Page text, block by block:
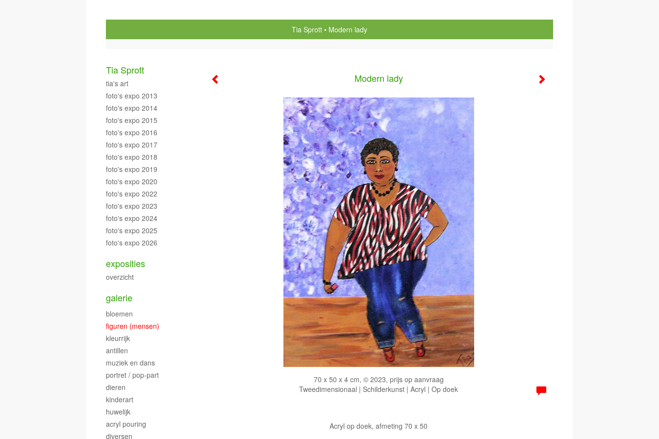
Tia Sprott Modern lady
Modern lady
70 x 50 x 4 cm, © 2023, prijs op aanvraag
Tweedimensionaal | Schilderkunst | Acryl | Op doek
Acryl op doek, afmeting 70 x 50
Tia Sprott
tia's art
foto's expo 2013
foto's expo 2014
foto's expo 2015
foto's expo 2016
foto's expo 2017
foto's expo 2018
foto's expo 2019
foto's expo 2020
foto's expo 2022
foto's expo 2023
foto's expo 2024
foto's expo 2025
foto's expo 2026
exposities
overzicht
galerie
bloemen
figuren (mensen)
kleurrijk
antillen
muziek en dans
portret / pop-part
dieren
kinderart
huwelijk
acryl pouring
diversen